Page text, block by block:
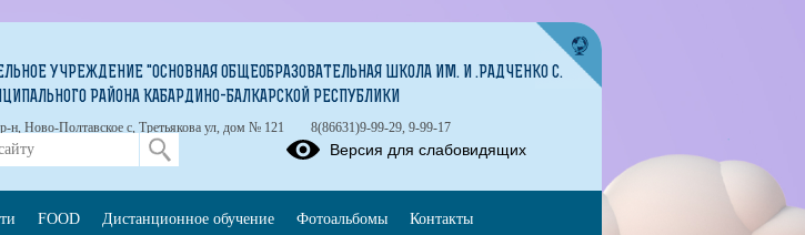
УЧРЕЖДЕНИЕ "ОСНОВНАЯ ОБЩЕОБРАЗОВАТЕЛЬНАЯ ШКОЛА ИМ. И .РАДЧЕНКО С.
РАЙОНА КАБАРДИНО-БАЛКАРСКОЙ РЕСПУБЛИКИ
н, Ново-Полтавское с, Третьякова ул, дом № 121 8(86631)9-99-29, 9-99-17
Версия для слабовидящих
FOOD Дистанционное обучение Фотоальбомы Контакты